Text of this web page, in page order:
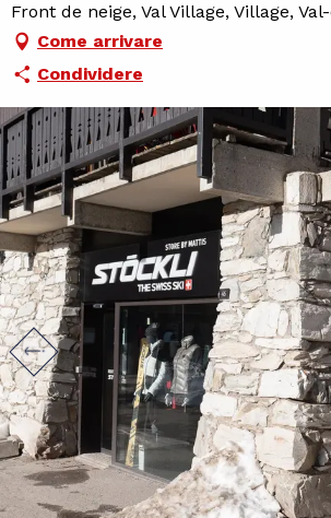
Front de neige, Val Village, Village,
Come arrivare
Condividere